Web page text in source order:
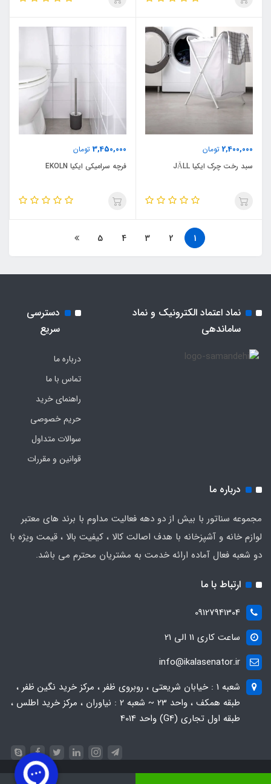
2,400,000 تومان
سبد رخت چرک ایکیا JÄLL
3,450,000 تومان
فرچه سرامیکی ایکیا EKOLN
1
2
3
4
5
نماد اعتماد الکترونیک و نماد
ساماندهی
دسترسی
سریع
درباره ما
تماس با ما
راهنمای خرید
حریم خصوصی
سوالات متداول
قوانین و مقررات
درباره ما
مجموعه سناتور با بیش از دو دهه فعالیت مداوم با برند های معتبر
لوازم خانه و آشپزخانه با هدف اصالت کالا ، کیفیت بالا ، قیمت ویژه با
دو شعبه فعال آماده ارائه خدمت به مشتریان محترم می باشد.
ارتباط با ما
09127941304
ساعت کاری 11 الی 21
info@ikalasenator.ir
شعبه 1 : خیابان شریعتی ، روبروی ظفر ، مرکز خرید نگین ظفر ،
طبقه همکف ، واحد 23 ~ شعبه 2 : نیاوران ، مرکز خرید اطلس ،
طبقه اول تجاری (G4) واحد 4014
© کلیه حقوق این وبسایت متعلق به فروشگاه سناتور می ‌باشد و هرگونه کپی